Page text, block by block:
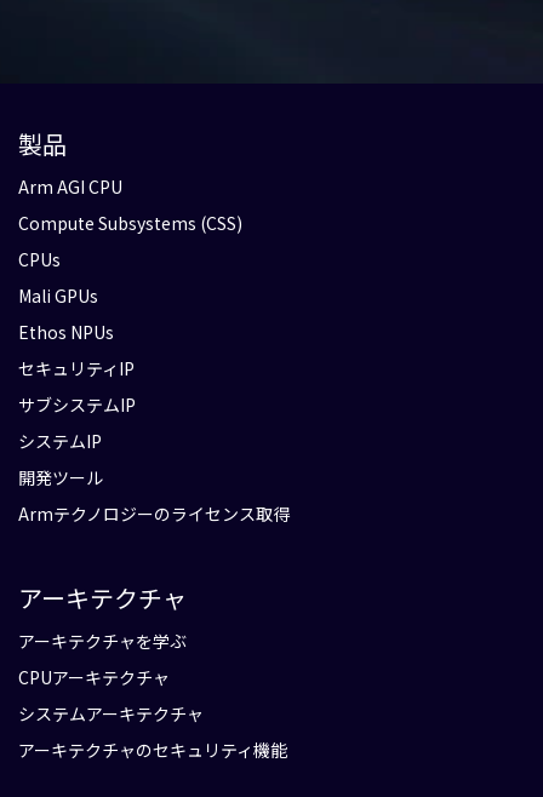
製品
Arm AGI CPU
Compute Subsystems (CSS)
CPUs
Mali GPUs
Ethos NPUs
セキュリティIP
サブシステムIP
システムIP
開発ツール
Armテクノロジーのライセンス取得
アーキテクチャ
アーキテクチャを学ぶ
CPUアーキテクチャ
システムアーキテクチャ
アーキテクチャのセキュリティ機能